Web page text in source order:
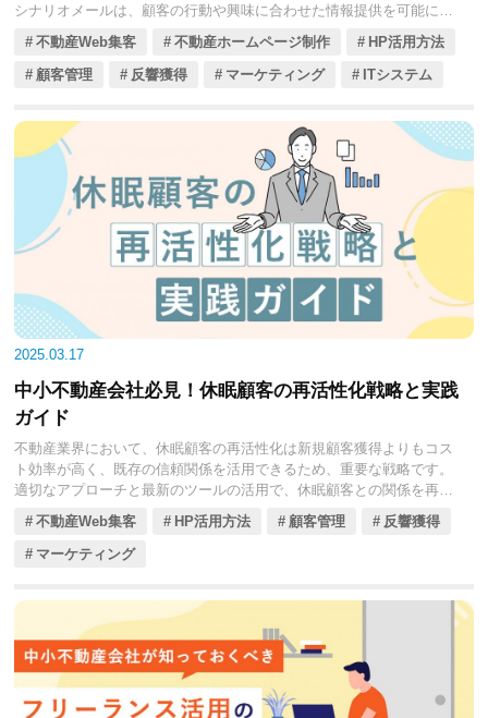
シナリオメールは、顧客の行動や興味に合わせた情報提供を可能に
し、営業効率を高めてくれるでしょう。しかし、効果的な導入には適
切な手順とツールの選定が必要です。
今回の記事では、顧客満足度の向上と営業成績の改善を目指すみなさ
す。
不動産Web集客 不動産ホームページ制作
HP活用方法
顧客管理
反響獲得 マーケティング ITシステム
2025.03.17
中小不動産会社必見！休眠顧客の再活性化戦略と実践
ガイド
不動産業界において、休眠顧客の再活性化は新規顧客獲得よりもコス
ト効率が高く、既存の信頼関係を活用できるため、重要な戦略です。
適切なアプローチと最新のツールの活用で、休眠顧客との関係を再構
築し、ビジネスの成長につなげられます。
つまり、休眠顧客の再活性化は中小不動産会社が直面する課題に対す
る、実践的な解決策のひとつです。今回記事では、休眠顧客が生まれ
不動産Web集客 HP活用方法 顧客管理
反響獲得
マーケティング